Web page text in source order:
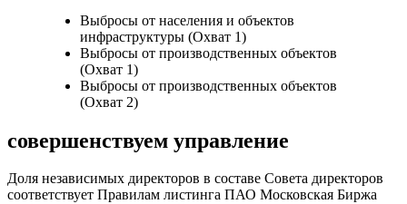
Выбросы от населения и объектов
инфраструктуры (Охват 1)
Выбросы от производственных объектов
(Охват 1)
Выбросы от производственных объектов
(Охват 2)
совершенствуем управление
Доля независимых директоров в составе Совета директоров
соответствует Правилам листинга ПАО Московская Биржа